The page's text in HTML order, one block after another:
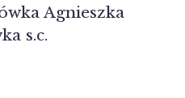
Agnieszka
s.c.